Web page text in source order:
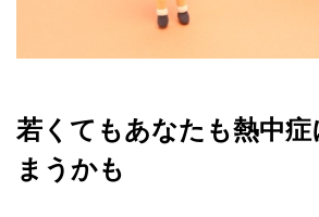
若くてもあなたも熱中症
まうかも